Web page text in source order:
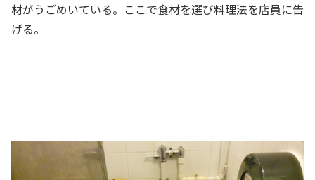
材がうごめいている。ここで食材を選び料理法を店員に告
げる。